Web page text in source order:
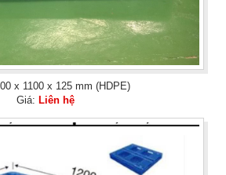
đảm bảo tải trọng an toàn.
Phù hợp cho việc lưu kho, xuất khẩu hàng đi nước
x 1100 x 125 mm (HDPE)
Giá: Liên hệ